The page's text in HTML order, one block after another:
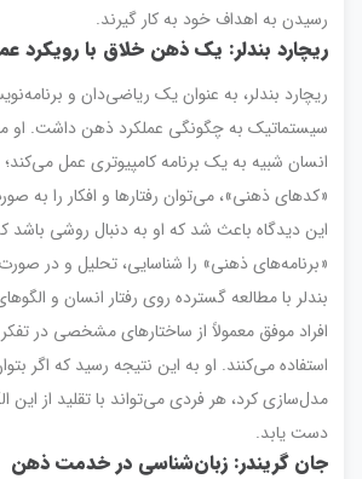
رسیدن به اهداف خود به کار گیرند.
ریچارد بندلر: یک ذهن خلاق با رویکرد
ریچارد بندلر، به عنوان یک ریاضی‌دان و
سیستماتیک به چگونگی عملکرد ذهن داشت. او
انسان شبیه به یک برنامه کامپیوتری عمل می‌کند؛
«کدهای ذهنی»، می‌توان رفتارها و افکار را به
این دیدگاه باعث شد که او به دنبال روشی باشد
«برنامه‌های ذهنی» را شناسایی، تحلیل و در صورت
بندلر با مطالعه گسترده روی رفتار انسان و
افراد موفق معمولاً از ساختارهای مشخصی در
استفاده می‌کنند. او به این نتیجه رسید که اگر
مدل‌سازی کرد، هر فردی می‌تواند با تقلید از این
دست یابد.
جان گریندر: زبان‌شناسی در خدمت ذهن